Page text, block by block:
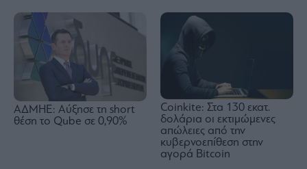
ΑΔΜΗΕ: Αύξησε τη short
θέση το Qube σε 0,90%
Coinkite: Στα 130 εκατ.
δολάρια οι εκτιμώμενες
απώλειες από την
κυβερνοεπίθεση στην
αγορά Bitcoin